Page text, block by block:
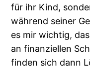
für ihr Kind,
während seiner
es mir wichtig,
an finanziellen
finden sich dann